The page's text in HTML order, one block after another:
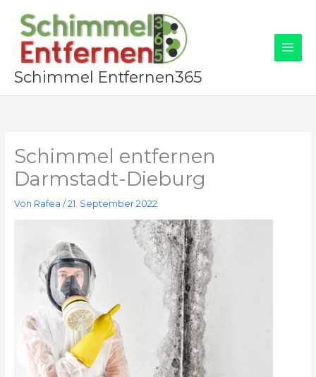
Inhalt
springen
Schimmel Entfernen365
Schimmel entfernen
Darmstadt-Dieburg
Von Rafea /21. September 2022